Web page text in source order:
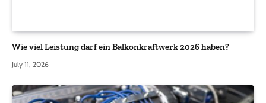
Wie viel Leistung darf ein Balkonkraftwerk 2026 haben?
July 11, 2026